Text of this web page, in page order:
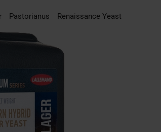
EN ILLE-ET-VILAINE
BLEUE
Pastorianus Renaissance Yeast